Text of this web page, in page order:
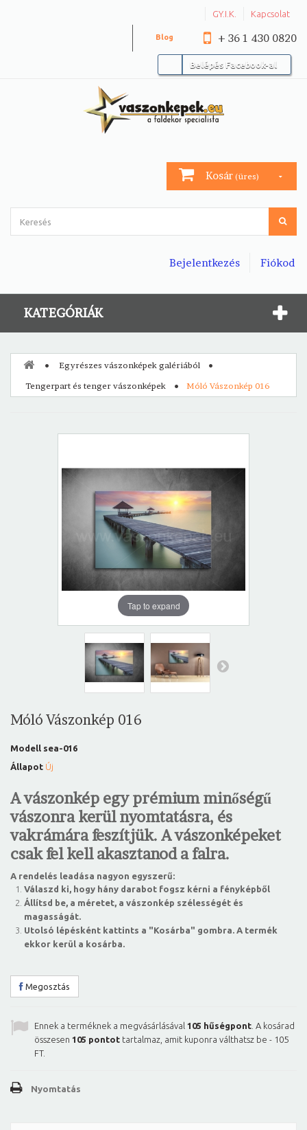
GY.I.K. Kapcsolat
+ 36 1 430 0820
Blog
Belépés Facebook-al
Kosár (üres)
Fiókod
Bejelentkezés
KATEGÓRIÁK
Egyrészes vászonképek galériából
Tengerpart és tenger vászonképek
Móló Vászonkép 016
Tap to expand
Móló Vászonkép 016
Modell sea-016
Állapot Új
A vászonkép egy prémium minőségű
vászonra kerül nyomtatásra, és
vakrámára feszítjük. A vászonképeket
csak fel kell akasztanod a falra.
A rendelés leadása nagyon egyszerű:
Válaszd ki, hogy hány darabot fogsz kérni a fényképből
Állítsd be, a méretet, a vászonkép szélességét és
magasságát.
Utolsó lépésként kattints a "Kosárba" gombra. A termék
ekkor kerül a kosárba.
Megosztás
Ennek a terméknek a megvásárlásával 105 hűségpont . A kosárad
összesen 105 pontot tartalmaz, amit kuponra válthatsz be - 105
FT.
Nyomtatás